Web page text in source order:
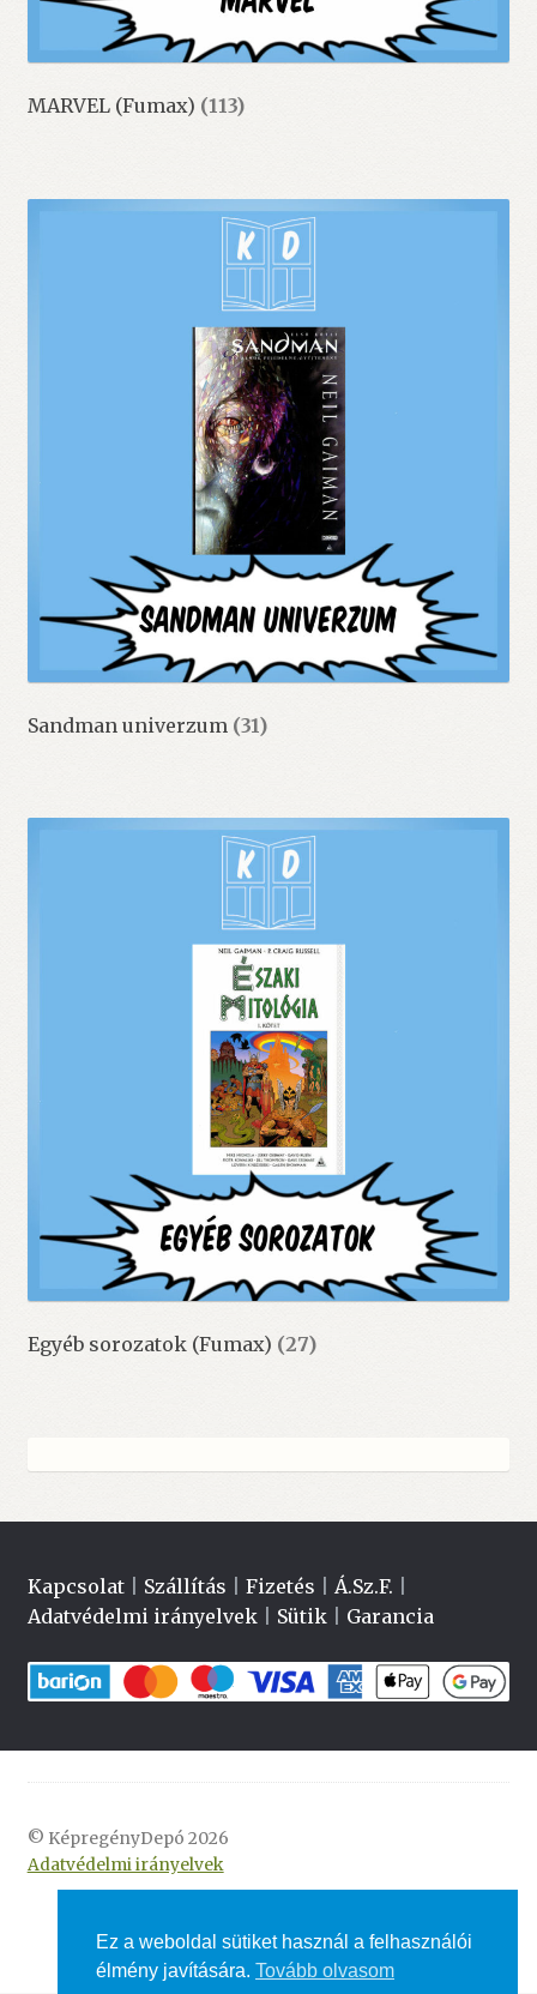
MARVEL (Fumax) (113)
Sandman univerzum (31)
Egyéb sorozatok (Fumax) (27)
Kapcsolat| Szállítás Fizetés Á.Sz.F.
Adatvédelmi irányelvek| Sütik| Garancia
© KépregényDepó 2026
Adatvédelmi irányelvek
Ez a weboldal sütiket használ a felhasználói
élmény javítására. Tovább olvasom